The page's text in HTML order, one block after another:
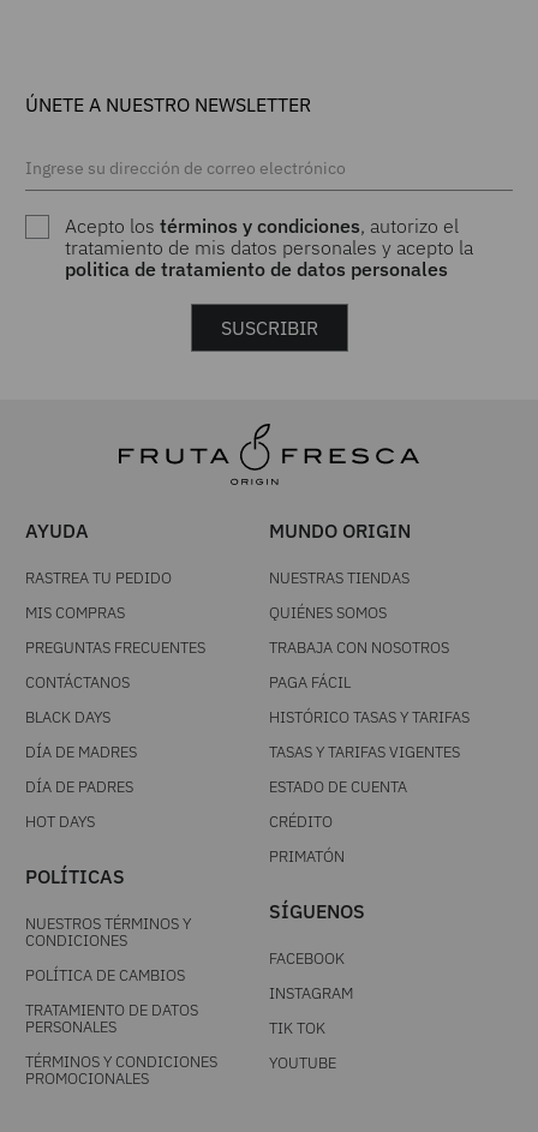
ÚNETE A NUESTRO NEWSLETTER
Acepto lostérminos y condiciones, autorizo el
tratamiento de mis datos personales y acepto la
politica de tratamiento de datos personales
SUSCRIBIR
AYUDA
RASTREA TU PEDIDO
MIS COMPRAS
PREGUNTAS FRECUENTES
CONTÁCTANOS
BLACK DAYS
DÍA DE MADRES
DÍA DE PADRES
HOT DAYS
POLÍTICAS
NUESTROS TÉRMINOS Y
CONDICIONES
POLÍTICA DE CAMBIOS
TRATAMIENTO DE DATOS
PERSONALES
TÉRMINOS Y CONDICIONES
PROMOCIONALES
MUNDO ORIGIN
NUESTRAS TIENDAS
QUIÉNES SOMOS
TRABAJA CON NOSOTROS
PAGA FÁCIL
HISTÓRICO TASAS Y TARIFAS
TASAS Y TARIFAS VIGENTES
ESTADO DE CUENTA
CRÉDITO
PRIMATÓN
SÍGUENOS
FACEBOOK
INSTAGRAM
TIK TOK
YOUTUBE